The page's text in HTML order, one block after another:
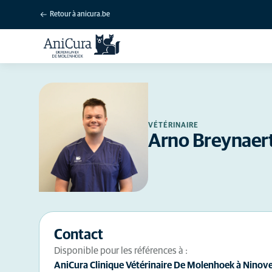
Retour à anicura.be
VÉTÉRINAIRE
Arno
Contact
Disponible pour les références à :
AniCura Clinique Vétérinaire De Molenhoek à